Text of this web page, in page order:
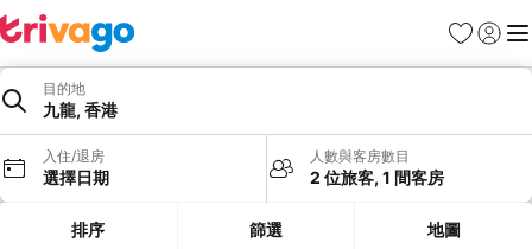
收藏夾
登入 選
目的地
九龍, 香港
入住/退房
選擇日期
人數與客房數目
2 位旅客, 1 間客房
排序 篩選 地圖